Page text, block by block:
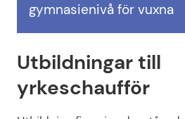
gymnasienivå för vuxna
Utbildningar till
yrkeschaufför